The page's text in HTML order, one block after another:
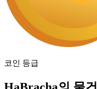
코인 등급